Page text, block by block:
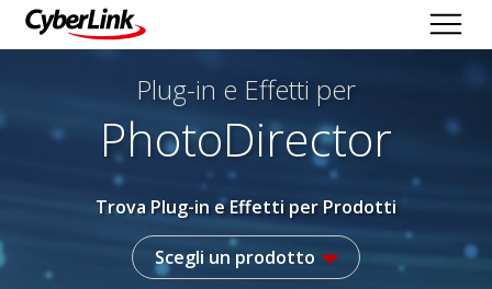
Plug-in e Effetti per
PhotoDirector
Trova Plug-in e Effetti per Prodotti
Scegli un prodotto